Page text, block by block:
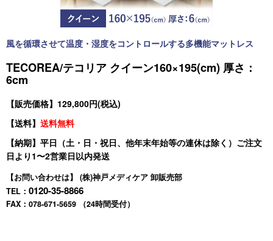
風を循環させて温度・湿度をコントロールする多機能マットレス
TECOREA/テコリア クイーン160×195(cm) 厚さ：
6cm
【販売価格】129,800円(税込)
【送料】 送料無料
【納期】平日（土・日・祝日、他年末年始等の連休は除く）ご注文
日より1〜2営業日以内発送
【お問い合わせは】 (株)神戸メディケア 卸販売部
TEL： 0120-35-8866
FAX：078-671-5659 （24時間受付）